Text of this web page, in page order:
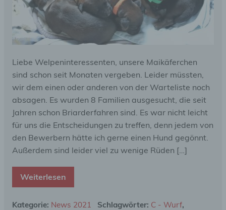
Liebe Welpeninteressenten, unsere Maikäferchen
sind schon seit Monaten vergeben. Leider müssten,
wir dem einen oder anderen von der Warteliste noch
absagen. Es wurden 8 Familien ausgesucht, die seit
Jahren schon Briarderfahren sind. Es war nicht leicht
für uns die Entscheidungen zu treffen, denn jedem von
den Bewerbern hätte ich gerne einen Hund gegönnt.
Außerdem sind leider viel zu wenige Rüden […]
Weiterlesen
Kategorie: News 2021 Schlagwörter: C - Wurf,